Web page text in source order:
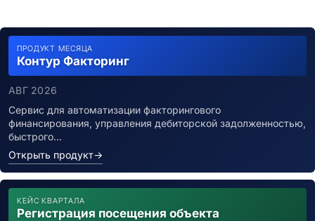
ПРОДУКТ МЕСЯЦА
Контур Факторинг
АВГ 2026
Сервис для автоматизации факторингового
финансирования, управления дебиторской задолженностью,
быстрого…
Открыть продукт→
КЕЙС КВАРТАЛА
Регистрация посещения объекта